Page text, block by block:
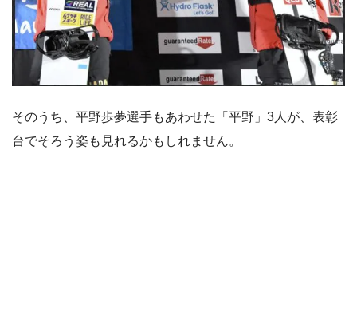
そのうち、平野歩夢選手もあわせた「平野」3人が、表彰
台でそろう姿も見れるかもしれません。